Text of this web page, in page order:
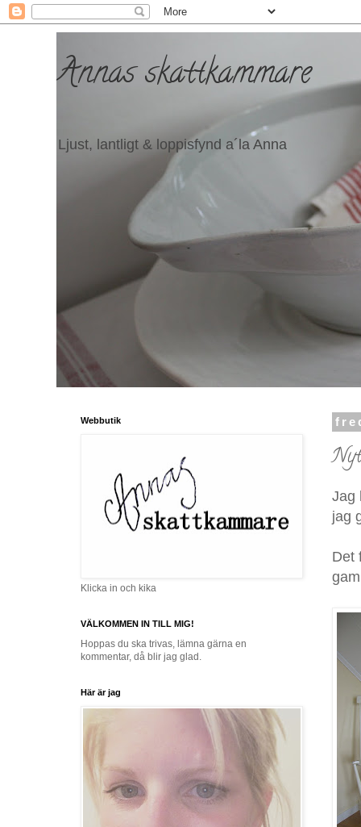
Annas skattkammare
Ljust, lantligt & loppisfynd a´la Anna
Jag
jag
Det
Webbutik
Klicka in och kika
VÄLKOMMEN IN TILL MIG!
Hoppas du ska trivas, lämna gärna en
kommentar, då blir jag glad.
Här är jag